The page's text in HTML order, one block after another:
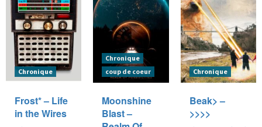
Chronique
Frost* – Life
in the Wires
Chronique
coup de coeur
Moonshine
Blast –
Chronique
Beak> –
>>>>